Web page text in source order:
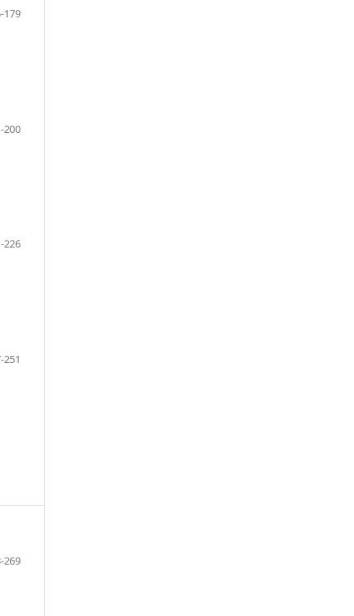
179
200
226
251
269